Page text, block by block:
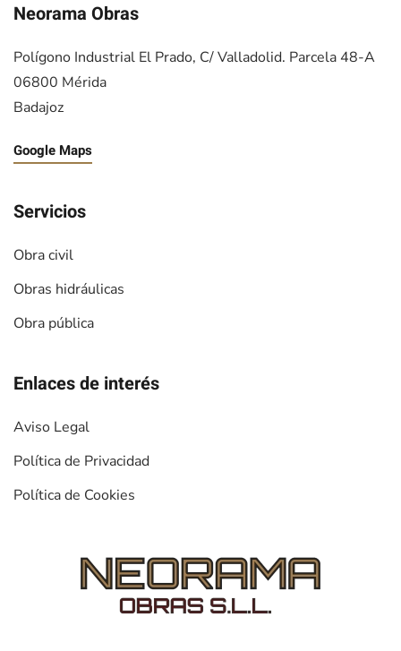
Neorama Obras
Polígono Industrial El Prado, C/ Valladolid. Parcela 48-A
06800 Mérida
Badajoz
Google Maps
Servicios
Obra civil
Obras hidráulicas
Obra pública
Enlaces de interés
Aviso Legal
Política de Privacidad
Política de Cookies